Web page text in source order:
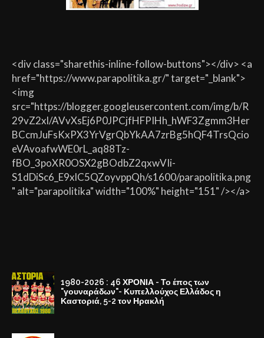
<div class="sharethis-inline-follow-buttons"></div> <a
href="https://www.parapolitika.gr/" target="_blank">
<img
src="https://blogger.googleusercontent.com/img/b/R
29vZ2xl/AVvXsEj6P0JPCjfHFPIHh_hWF3Zgmm3Her
BCcmJuFsKxPX3YrVgrQbYkAA7zrBg5hQF4TrsQcio
eVAvoafwWE0rL_aq88Tz-
fBO_3poXR0OSX2gBOdbZ2qxwVIi-
S1dDiSc6_E9xlC5QZoyvppQh/s1600/parapolitika.png
" alt="parapolitika" width="100%" height="151" /></a>
1980-2026 : 46 ΧΡΟΝΙΑ - Το έπος των
"γουναράδων"- Κυπελλούχος Ελλάδος η
Καστοριά, 5-2 τον Ηρακλή